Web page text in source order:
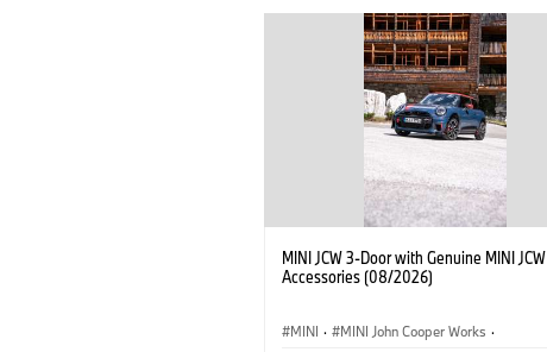
MINI JCW 3-Door with Genuine MINI JCW
Accessories (08/2026)
MINI · MINI John Cooper Works ·